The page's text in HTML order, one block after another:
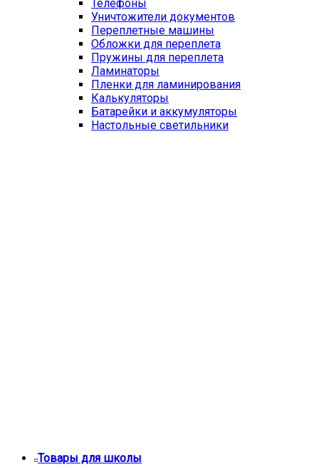
Телефоны
Уничтожители документов
Переплетные машины
Обложки для переплета
Пружины для переплета
Ламинаторы
Пленки для ламинирования
Калькуляторы
Батарейки и аккумуляторы
Настольные светильники
Товары для школы